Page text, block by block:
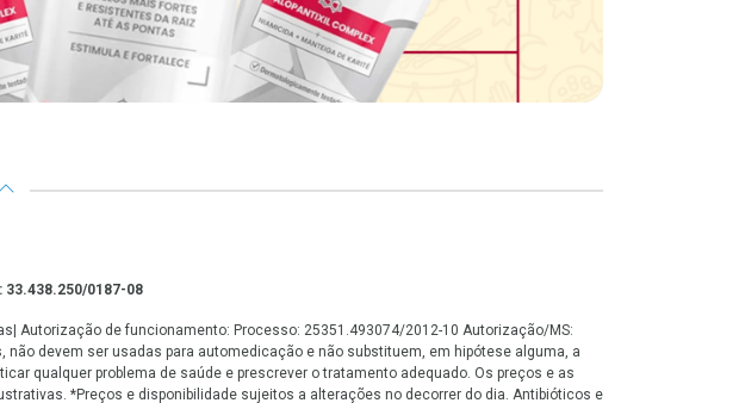
33.438.250/0187-08
Autorização de funcionamento: Processo: 25351.493074/2012-10 Autorização/MS:
devem ser usadas para automedicação e não substituem, em hipótese alguma, a
qualquer problema de saúde e prescrever o tratamento adequado. Os preços e as
*Preços e disponibilidade sujeitos a alterações no decorrer do dia. Antibióticos e